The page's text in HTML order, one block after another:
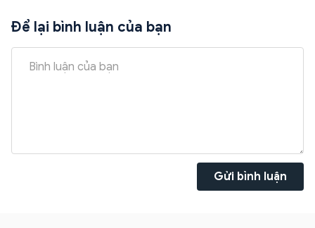
Để lại bình luận của bạn
Gửi bình luận